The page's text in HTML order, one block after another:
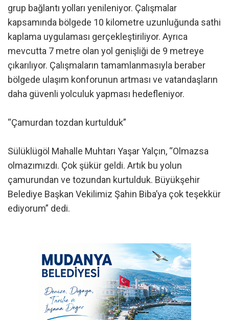
grup bağlantı yolları yenileniyor. Çalışmalar
kapsamında bölgede 10 kilometre uzunluğunda sathi
kaplama uygulaması gerçekleştiriliyor. Ayrıca
mevcutta 7 metre olan yol genişliği de 9 metreye
çıkarılıyor. Çalışmaların tamamlanmasıyla beraber
bölgede ulaşım konforunun artması ve vatandaşların
daha güvenli yolculuk yapması hedefleniyor.
“Çamurdan tozdan kurtulduk”
Sülüklügöl Mahalle Muhtarı Yaşar Yalçın, “Olmazsa
olmazımızdı. Çok şükür geldi. Artık bu yolun
çamurundan ve tozundan kurtulduk. Büyükşehir
Belediye Başkan Vekilimiz Şahin Biba’ya çok teşekkür
ediyorum” dedi.